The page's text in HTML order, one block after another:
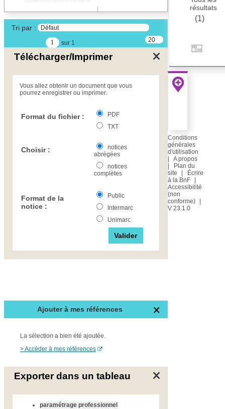
Type de notice d'autorité
Titre uniforme musical(1)
d’autorité
Auteur d’œuvre
Tri par : Défaut
sur 1
20
résultats/page
Télécharger/Imprimer
Vous allez obtenir un document que vous
pourrez enregistrer ou imprimer.
Format du fichier :
PDF
TXT
Choisir :
notices
abrégées
notices
complètes
Format de la
notice :
Public
Intermarc
Unimarc
Ajouter à mes références
La sélection a bien été ajoutée.
> Accéder à mes références
Exporter dans un tableau
paramétrage professionnel
résultats
(1)
Conditions
générales
d'utilisation
|
A propos
|
Plan du
site
|
Écrire
à la BnF
|
Accessibilité
(non
conforme)
|
V 23.1.0